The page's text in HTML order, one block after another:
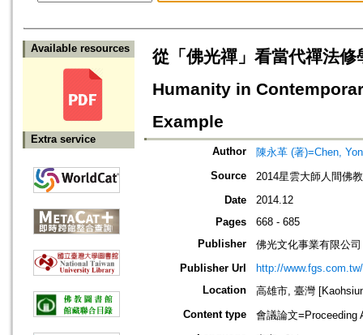
Available resources
Extra service
從「佛光禪」看當代禪法
Humanity in
Example
Author
陳永革 (著)=Chen,
Source
2014星雲大師人間佛
Date
2014.12
Pages
668 - 685
Publisher
佛光文化事業有限公司
Publisher Url
http://
Location
高雄市, 臺灣
Content type
會議論文=Proceeding